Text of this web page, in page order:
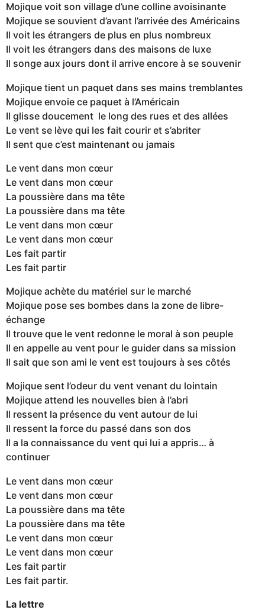
Mojique voit son village d’une colline avoisinante
Mojique se souvient d’avant l’arrivée des Américains
Il voit les étrangers de plus en plus nombreux
Il voit les étrangers dans des maisons de luxe
Il songe aux jours dont il arrive encore à se souvenir
Mojique tient un paquet dans ses mains tremblantes
Mojique envoie ce paquet à l’Américain
Il glisse doucement le long des rues et des allées
Le vent se lève qui les fait courir et s’abriter
Il sent que c’est maintenant ou jamais
Le vent dans mon cœur
Le vent dans mon cœur
La poussière dans ma tête
La poussière dans ma tête
Le vent dans mon cœur
Le vent dans mon cœur
Les fait partir
Les fait partir
Mojique achète du matériel sur le marché
Mojique pose ses bombes dans la zone de libre-
échange
Il trouve que le vent redonne le moral à son peuple
Il en appelle au vent pour le guider dans sa mission
Il sait que son ami le vent est toujours à ses côtés
Mojique sent l’odeur du vent venant du lointain
Mojique attend les nouvelles bien à l’abri
Il ressent la présence du vent autour de lui
Il ressent la force du passé dans son dos
Il a la connaissance du vent qui lui a appris… à
continuer
Le vent dans mon cœur
Le vent dans mon cœur
La poussière dans ma tête
La poussière dans ma tête
Le vent dans mon cœur
Le vent dans mon cœur
Les fait partir
Les fait partir.
La lettre